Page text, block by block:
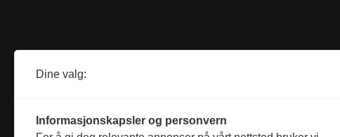
Dine valg:
Informasjonskapsler og personvern